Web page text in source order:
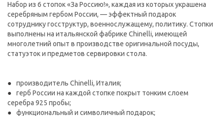
Набор из 6 стопок «За Россию!», каждая из которых украшена
серебряным гербом России, — эффектный подарок
сотруднику госструктур, военнослужащему, политику. Стопки
выполнены на итальянской фабрике Chinelli, имеющей
многолетний опыт в производстве оригинальной посуды,
статуэток и предметов сервировки стола.
производитель Chinelli, Италия;
герб России на каждой стопке покрыт тонким слоем
серебра 925 пробы;
функциональный и символичный подарок;